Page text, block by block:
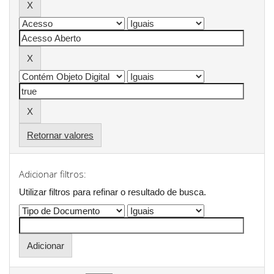
Retornar valores
Adicionar filtros:
Utilizar filtros para refinar o resultado de busca.